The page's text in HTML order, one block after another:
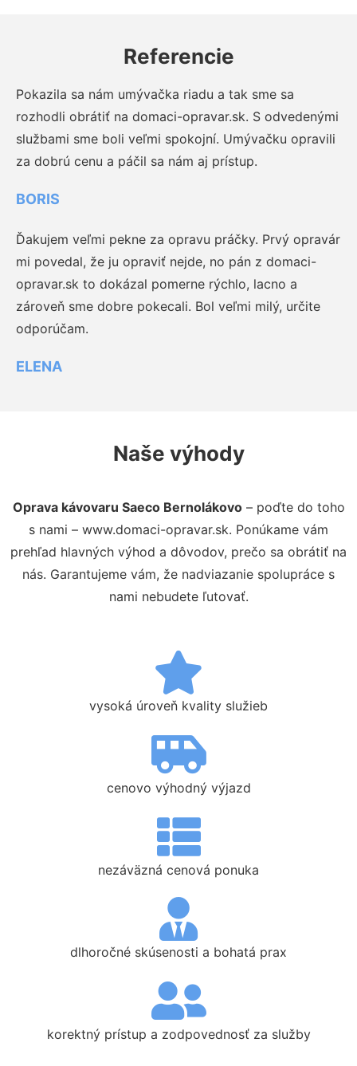
Referencie
Pokazila sa nám umývačka riadu a tak sme sa
rozhodli obrátiť na domaci-opravar.sk. S odvedenými
službami sme boli veľmi spokojní. Umývačku opravili
za dobrú cenu a páčil sa nám aj prístup.
BORIS
Ďakujem veľmi pekne za opravu práčky. Prvý opravár
mi povedal, že ju opraviť nejde, no pán z domaci-
opravar.sk to dokázal pomerne rýchlo, lacno a
zároveň sme dobre pokecali. Bol veľmi milý, určite
odporúčam.
ELENA
Naše výhody
Oprava kávovaru Saeco Bernolákovo– poďte do toho
s nami – www.domaci-opravar.sk. Ponúkame vám
prehľad hlavných výhod a dôvodov, prečo sa obrátiť na
nás. Garantujeme vám, že nadviazanie spolupráce s
nami nebudete ľutovať.
vysoká úroveň kvality služieb
cenovo výhodný výjazd
nezáväzná cenová ponuka
dlhoročné skúsenosti a bohatá prax
korektný prístup a zodpovednosť za služby